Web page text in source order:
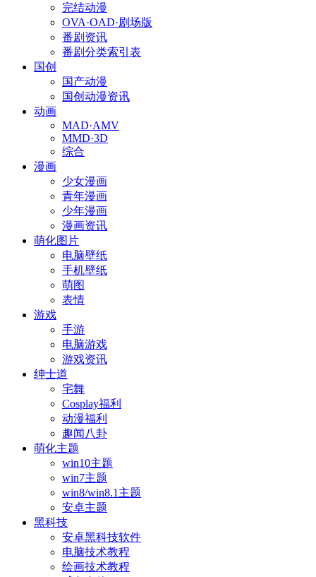
完结动漫
OVA·OAD·剧场版
番剧资讯
番剧分类索引表
国创
国产动漫
国创动漫资讯
动画
MAD·AMV
MMD·3D
综合
漫画
少女漫画
青年漫画
少年漫画
漫画资讯
萌化图片
电脑壁纸
手机壁纸
萌图
表情
游戏
手游
电脑游戏
游戏资讯
绅士道
宅舞
Cosplay福利
动漫福利
趣闻八卦
萌化主题
win10主题
win7主题
win8/win8.1主题
安卓主题
黑科技
安卓黑科技软件
电脑技术教程
绘画技术教程